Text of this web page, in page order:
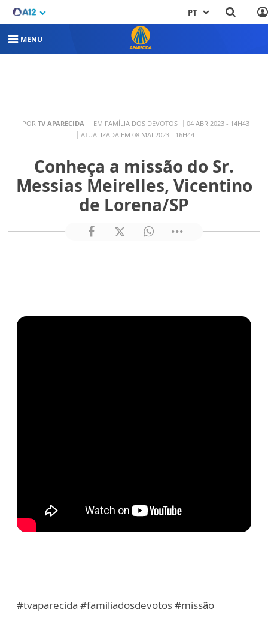
PT
MENU
POR TV APARECIDA EM FAMÍLIA DOS DEVOTOS
04 ABR 2023 - 14H43
ATUALIZADA EM 08 MAI 2023 - 16H44
Conheça a missão do Sr.
Messias Meirelles, Vicentino
de Lorena/SP
#tvaparecida #familiadosdevotos #missão